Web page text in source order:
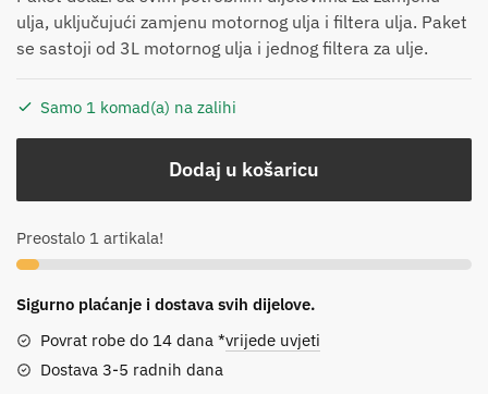
ulja, uključujući zamjenu motornog ulja i filtera ulja. Paket
se sastoji od 3L motornog ulja i jednog filtera za ulje.
Samo 1 komad(a) na zalihi
Dodaj u košaricu
Preostalo 1 artikala!
Sigurno plaćanje i dostava svih dijelove.
Povrat robe do 14 dana *vrijede uvjeti
Dostava 3-5 radnih dana